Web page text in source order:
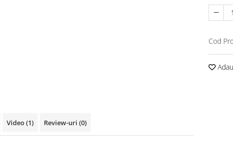
Cod
Video(1) Review-uri (0)